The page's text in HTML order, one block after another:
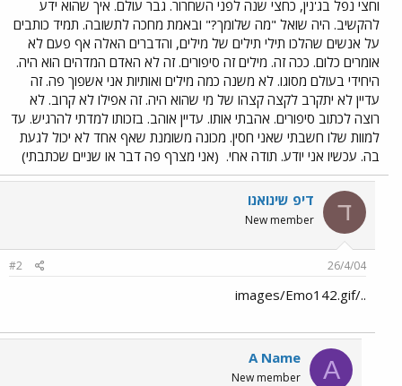
וחצי נפל בג'נין, כחצי שנה לפני השחרור. גבר עולם. איך שהוא ידע
להקשיב. היה שואל "מה שלומך?" ובאמת מחכה לתשובה. תמיד כותבים
על אנשים שהלכו תילי תילים של מילים, והדברים האלה אף פעם לא
אומרים כלום. ככה זה. מילים זה סיפורים. זה לא האדם המדהים הוא היה.
היחידי בעולם מסוגו. לא משנה כמה מילים ואותיות אני אשפוך פה. זה
עדיין לא יתקרב לקצה קצהו של מי שהוא היה. זה אפילו לא קרוב. לא
רוצה לכתוב סיפורים. אהבתי אותו. עדיין אוהב. בזכותו למדתי להרגיש. עד
למוות שלו חשבתי שאני חסין. מכונה משומנת שאף אחד לא יכול לגעת
בה. עכשיו אני יודע. תודה אחי. (אני מצרף פה דבר או שניים שכתבתי)
ד דיפ שינואנו
New member
26/4/04
#2
../images/Emo142.gif
A
A Name
New member